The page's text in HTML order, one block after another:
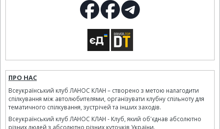
ПРО НАС
Всеукраїнський клуб ЛАНОС КЛАН – створено з метою налагодити
спілкування між автолюбителями, організувати клубну спільноту для
тематичного спілкування, зустрічей та інших заходів.
Всеукраїнський клуб ЛАНОС КЛАН - Клуб, який об'єднав абсолютно
різних людей з абсолютно різних куточків України.